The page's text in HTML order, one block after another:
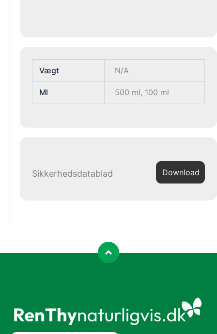
Vægt N/A
Ml 500 ml, 100 ml
Sikkerhedsdatablad Download